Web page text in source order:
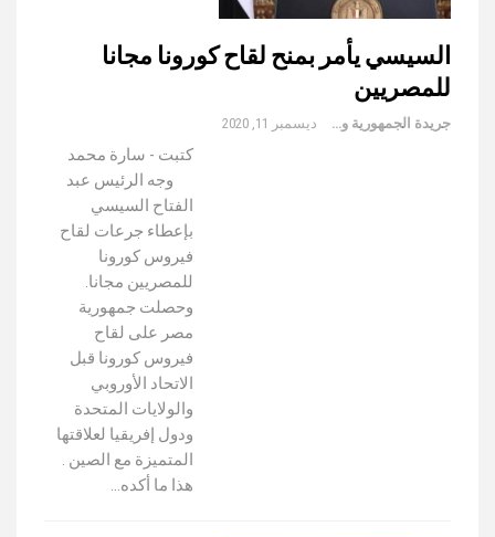
السيسي يأمر بمنح لقاح كورونا مجانا
للمصريين
جريدة الجمهورية والعالم ديسمبر 11, 2020
كتبت - سارة محمد
وجه الرئيس عبد
الفتاح السيسي
بإعطاء جرعات لقاح
فيروس كورونا
للمصريين مجانا.
وحصلت جمهورية
مصر على لقاح
فيروس كورونا قبل
الاتحاد الأوروبي
والولايات المتحدة
ودول إفريقيا لعلاقتها
المتميزة مع الصين .
هذا ما أكده…